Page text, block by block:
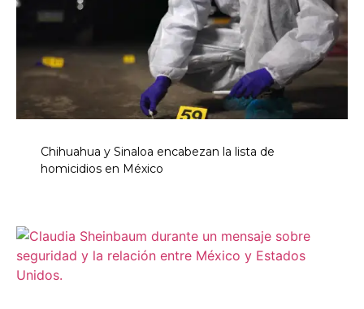
Chihuahua y Sinaloa encabezan la lista de
homicidios en México